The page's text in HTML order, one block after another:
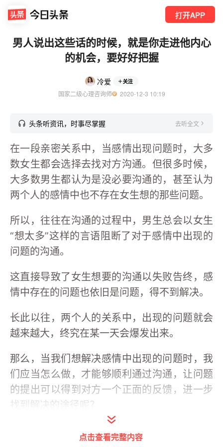
打开APP
男人说出这些话的时候，就是你走进他内心
的机会，要好好把握
冷爱 关注
国家二级心理咨询师
  2020-12-3 10:19
头条听资讯，时事尽掌握 去听全文
在一段亲密关系中，当感情出现问题时，大多
数女生都会选择去找对方沟通。但很多时候，
大多数男生都认为是没必要沟通的，甚至认为
两个人的感情中也不存在女生想的那些问题。
所以，往往在沟通的过程中，男生总会以女生
“想太多”这样的言语阻断了对于感情中出现的
问题的沟通。
这直接导致了女生想要的沟通以失败告终，感
情中存在的问题也依旧是问题，得不到解决。
长此以往，两个人的关系中，出现的问题就会
越来越大，终究在某一天会爆发出来。
那么，当我们想解决感情中出现的问题时，我
们应当怎么做，才能够顺利通过沟通，让问题
的提出可以得到对方一个正面的反馈，进一步
找到解决的途径呢？
点击查看完整内容